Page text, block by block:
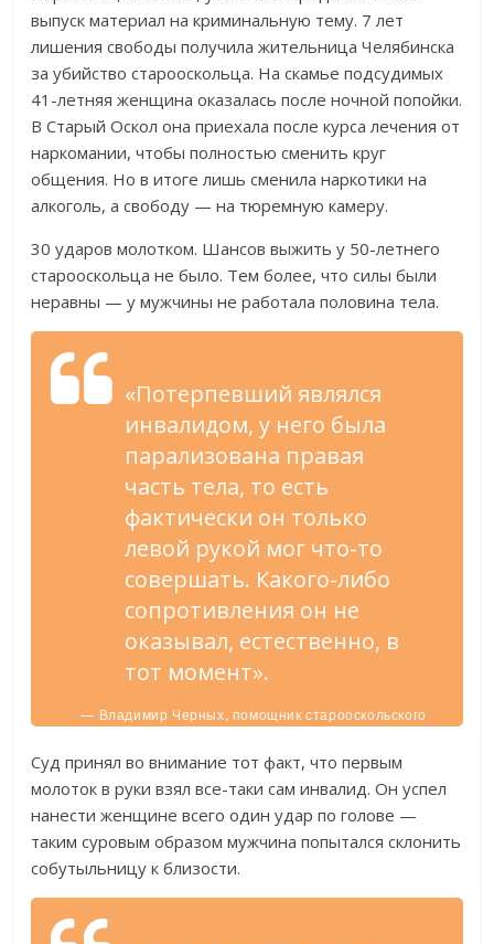
выпуск материал на криминальную тему. 7 лет
лишения свободы получила жительница Челябинска
за убийство старооскольца. На скамье подсудимых
41-летняя женщина оказалась после ночной попойки.
В Старый Оскол она приехала после курса лечения от
наркомании, чтобы полностью сменить круг
общения. Но в итоге лишь сменила наркотики на
алкоголь, а свободу — на тюремную камеру.
30 ударов молотком. Шансов выжить у 50-летнего
старооскольца не было. Тем более, что силы были
неравны — у мужчины не работала половина тела.
«Потерпевший являлся
инвалидом, у него была
парализована правая
часть тела, то есть
фактически он только
левой рукой мог что-то
совершать. Какого-либо
сопротивления он не
оказывал, естественно, в
тот момент».
— Владимир Черных, помощник старооскольского
городского прокурора.
Суд принял во внимание тот факт, что первым
молоток в руки взял все-таки сам инвалид. Он успел
нанести женщине всего один удар по голове —
таким суровым образом мужчина попытался склонить
собутыльницу к близости.